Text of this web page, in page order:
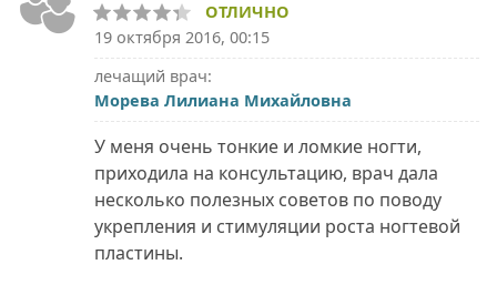
ОТЛИЧНО
19 октября 2016, 00:15
лечащий врач:
Морева Лилиана Михайловна
У меня очень тонкие и ломкие ногти,
приходила на консультацию, врач дала
несколько полезных советов по поводу
укрепления и стимуляции роста ногтевой
пластины.